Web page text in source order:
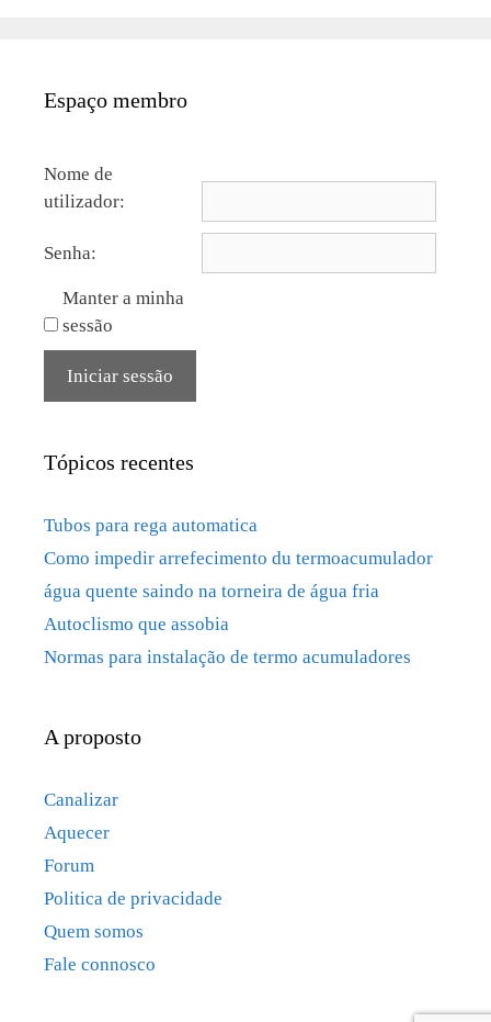
Espaço membro
Nome de
utilizador:
Senha:
Manter a minha
sessão
Iniciar sessão
Tópicos recentes
Tubos para rega automatica
Como impedir arrefecimento du termoacumulador
água quente saindo na torneira de água fria
Autoclismo que assobia
Normas para instalação de termo acumuladores
A proposto
Canalizar
Aquecer
Forum
Politica de privacidade
Quem somos
Fale connosco